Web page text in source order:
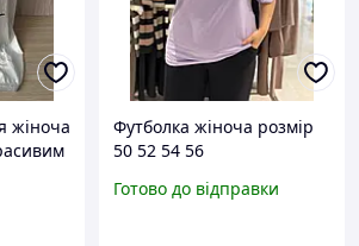
жіноча
Футболка жіноча розмір
50 52 54 56
Готово до відправки